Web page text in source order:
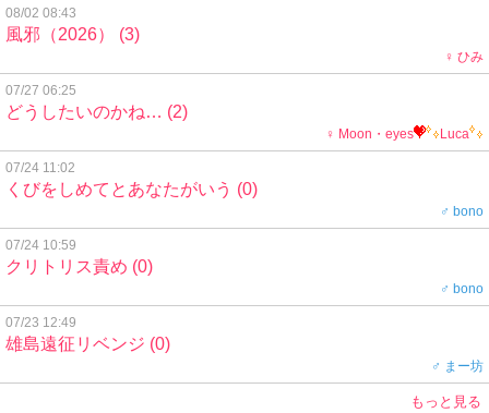
08/02 08:43
風邪（2026） (3)
♀ ひみ
07/27 06:25
どうしたいのかね… (2)
♀ Moon・eyes Luca
07/24 11:02
くびをしめてとあなたがいう (0)
♂ bono
07/24 10:59
クリトリス責め (0)
♂ bono
07/23 12:49
雄島遠征リベンジ (0)
♂ まー坊
もっと見る